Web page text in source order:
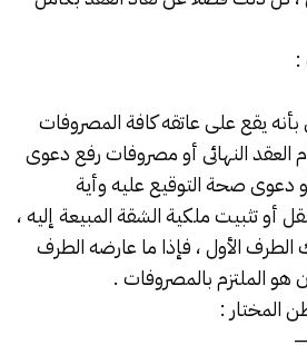
:
بأنه يقع على عاتقه كافة المصروفات
العقد النهائى أو مصروفات رفع دعوى
دعوى صحة التوقيع عليه وأية
أو تثبيت ملكية الشقة المبيعة إليه ،
الطرف الأول ، فإذا ما عارضه الطرف
هو الملتزم بالمصروفات .
المختار :